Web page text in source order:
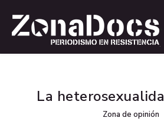
La
Zona de opinión